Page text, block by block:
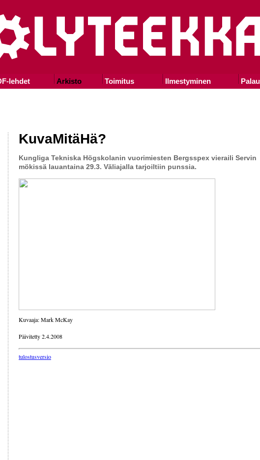
lehdet Arkisto Toimitus Ilmestyminen
KuvaMitäHä?
Kungliga Tekniska Högskolanin vuorimiesten Bergsspex vieraili Servin
mökissä lauantaina 29.3. Väliajalla tarjoiltiin punssia.
Kuvaaja: Mark McKay
Päivitetty 2.4.2008
tulostusversio